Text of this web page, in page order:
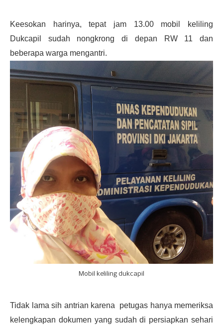
Keesokan harinya, tepat jam 13.00 mobil keliling
Dukcapil sudah nongkrong di depan RW 11 dan
beberapa warga mengantri.
Mobil keliling dukcapil
Tidak lama sih antrian karena petugas hanya memeriksa
kelengkapan dokumen yang sudah di persiapkan sehari